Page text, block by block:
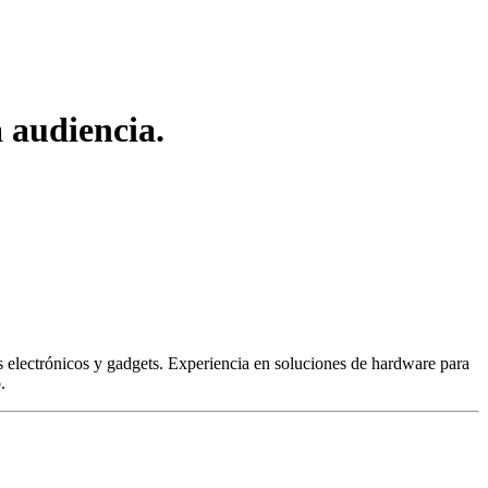
audiencia.
y gadgets. Experiencia en soluciones de hardware para